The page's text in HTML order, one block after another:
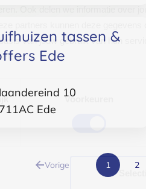
van jouw gebruik van hun
Voorkeuren
tassen &
Ede
10
Ede
Vorige 1 2